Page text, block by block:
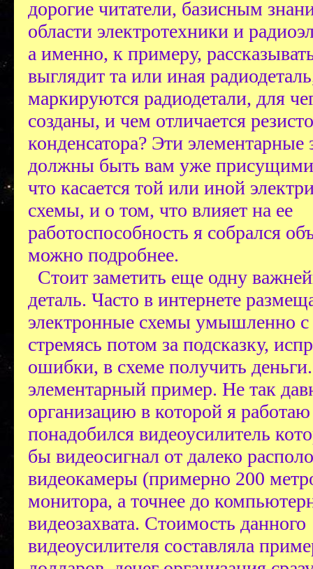
дорогие читатели, базисным
области электротехники и
а именно, к примеру,
выглядит та или иная
маркируются радиодетали, для
созданы, и чем отличается
конденсатора? Эти элементарные
должны быть вам уже
что касается той или иной
схемы, и о том, что влияет на ее
работоспособность я собрался
можно подробнее.
Стоит заметить еще одну
деталь. Часто в интернете
электронные схемы умышленно
стремясь потом за подсказку,
ошибки, в схеме получить
элементарный пример. Не так
организацию в которой я работаю
понадобился видеоусилитель
бы видеосигнал от далеко
видеокамеры (примерно 200
монитора, а точнее до
видеозахвата. Стоимость данного
видеоусилителя составляла